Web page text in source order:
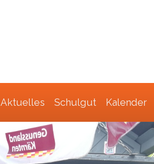
Aktuelles Schulgut Kalender